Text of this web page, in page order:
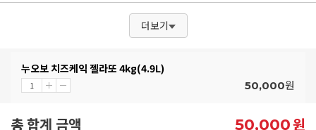
더보기
누오보 치즈케익 젤라또 4kg(4.9L)
50,000원
총 합계 금액 50,000원